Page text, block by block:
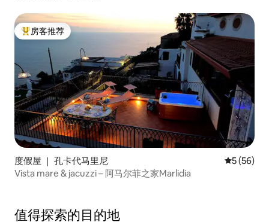
热门「房客推荐」
房客推荐
度假屋 ｜ 孔卡代马里尼 平均评分
5 (56)
Vista mare & jacuzzi – 阿马尔菲之家Marlidia
值得探索的目的地